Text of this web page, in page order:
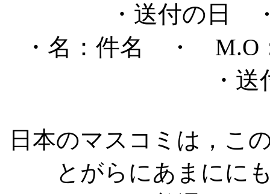
・送付の日
・名：件名 ・ M.O
・
日本のマスコミは，こ
とがらにあまにに